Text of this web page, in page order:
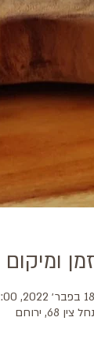
זמן ומיקום
18 בפבר׳ 2022, 12:00 – 12:45
נחל צין 68, ירוחם